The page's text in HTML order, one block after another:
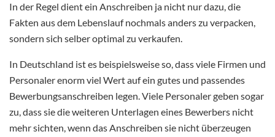
In der Regel dient ein Anschreiben ja nicht nur dazu, die
Fakten aus dem Lebenslauf nochmals anders zu verpacken,
sondern sich selber optimal zu verkaufen.
In Deutschland ist es beispielsweise so, dass viele Firmen und
Personaler enorm viel Wert auf ein gutes und passendes
Bewerbungsanschreiben legen. Viele Personaler geben sogar
zu, dass sie die weiteren Unterlagen eines Bewerbers nicht
mehr sichten, wenn das Anschreiben sie nicht überzeugen